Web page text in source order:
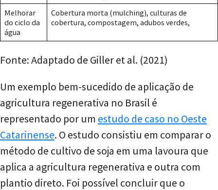
Melhorar
do ciclo da
água
Cobertura morta (mulching), culturas de
cobertura, compostagem, adubos verdes,
Fonte: Adaptado de Giller et al. (2021)
Um exemplo bem-sucedido de aplicação de
agricultura regenerativa no Brasil é
representado por um estudo de caso no Oeste
Catarinense. O estudo consistiu em comparar o
método de cultivo de soja em uma lavoura que
aplica a agricultura regenerativa e outra com
plantio direto. Foi possível concluir que o